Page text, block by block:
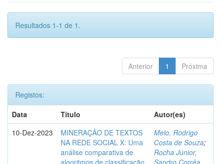
Resultados 1-1 de 1.
Anterior 1 Próxima
Registos:
Data
Título
Autor(es)
10-Dez-2023
MINERAÇÃO DE TEXTOS
NA REDE SOCIAL X: Uma
análise comparativa de
algoritmos de classificação
Melo, Rodrigo
Costa de Souza;
Rocha Júnior,
Sandro Corrêa